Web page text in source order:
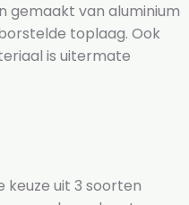
gemaakt van aluminium
toplaag. Ook
is uitermate
keuze uit 3 soorten